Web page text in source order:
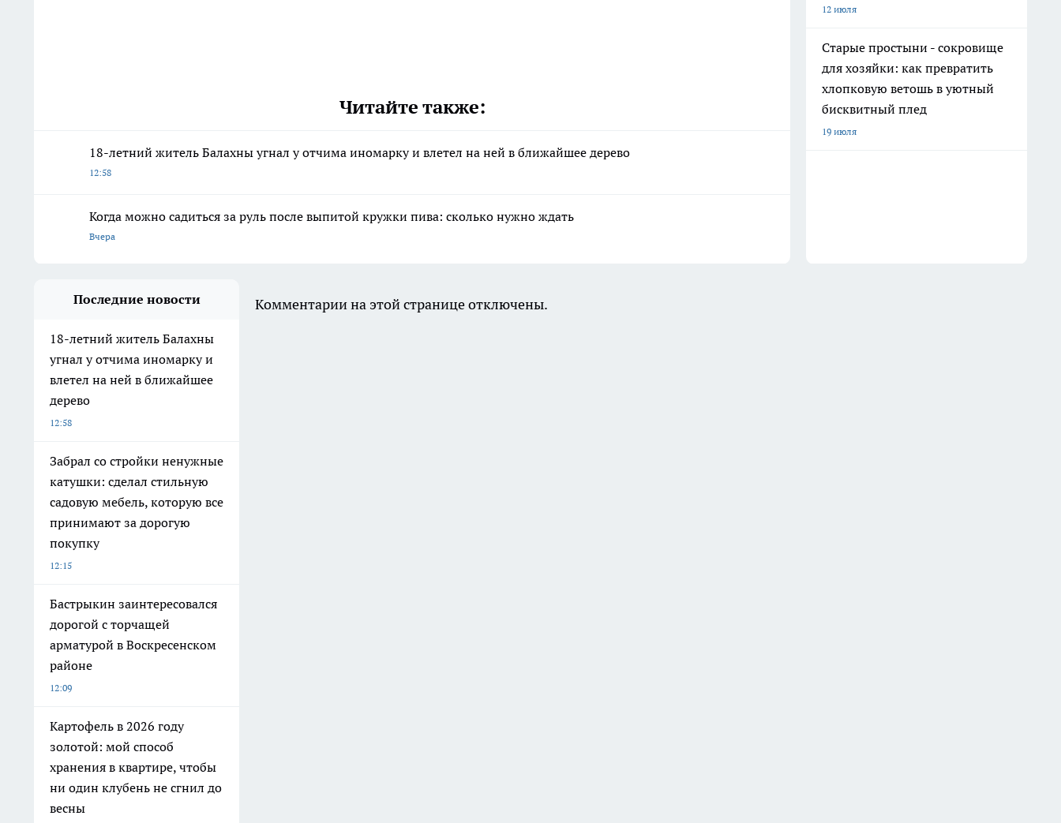
Читайте также:
18-летний житель Балахны угнал у отчима иномарку и влетел на ней в ближайшее дерево
12:58
Когда можно садиться за руль после выпитой кружки пива: сколько нужно ждать
Вчера
12 июля
Старые простыни - сокровище
для хозяйки: как превратить
хлопковую ветошь в уютный
бисквитный плед
19 июля
Последние новости
18-летний житель Балахны
угнал у отчима иномарку и
влетел на ней в ближайшее
дерево
12:58
Забрал со стройки ненужные
катушки: сделал стильную
садовую мебель, которую все
принимают за дорогую
покупку
12:15
Бастрыкин заинтересовался
дорогой с торчащей
арматурой в Воскресенском
районе
12:09
Картофель в 2026 году
золотой: мой способ
хранения в квартире, чтобы
ни один клубень не сгнил до
весны
Комментарии на этой странице отключены.